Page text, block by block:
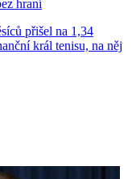
hraní
přišel na 1,34
král tenisu, na něj